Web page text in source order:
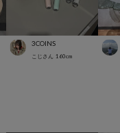
3COINS
こじさん 160cm